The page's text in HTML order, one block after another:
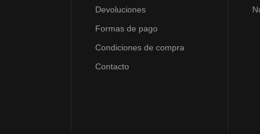
Devoluciones
Formas de pago
Condiciones de compra
Contacto